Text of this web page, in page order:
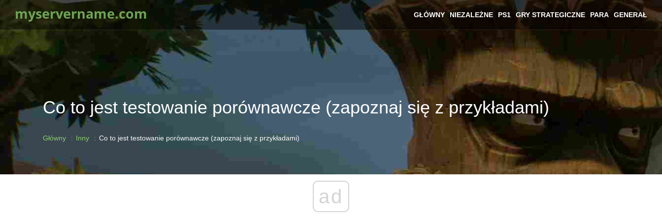
myservername.com GŁÓWNY NIEZALEŻNE PS1 GRY STRATEGICZNE PARA GENERAŁ
Co to jest testowanie porównawcze (zapoznaj się z przykładami)
Główny Inny Co to jest testowanie porównawcze (zapoznaj się z przykładami)
ad